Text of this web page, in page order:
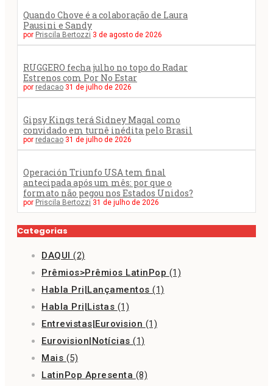
Quando Chove é a colaboração de Laura
Pausini e Sandy
por Priscila Bertozzi 3 de agosto de 2026
RUGGERO fecha julho no topo do Radar
Estrenos com Por No Estar
por redacao 31 de julho de 2026
Gipsy Kings terá Sidney Magal como
convidado em turnê inédita pelo Brasil
por redacao 31 de julho de 2026
Operación Triunfo USA tem final
antecipada após um mês: por que o
formato não pegou nos Estados Unidos?
por Priscila Bertozzi 31 de julho de 2026
Categorias
DAQUI (2)
Prêmios>Prêmios LatinPop (1)
Habla Pri|Lançamentos (1)
Habla Pri|Listas (1)
Entrevistas|Eurovision (1)
Eurovision|Notícias (1)
Mais (5)
LatinPop Apresenta (8)